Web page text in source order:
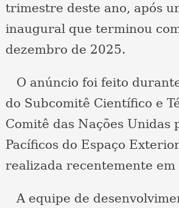
trimestre deste ano, após
inaugural que terminou
dezembro de 2025.
O anúncio foi feito
do Subcomitê Científico e
Comitê das Nações Unidas
Pacíficos do Espaço
realizada recentemente em
A equipe de